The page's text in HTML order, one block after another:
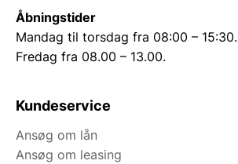
Åbningstider
Mandag til torsdag fra 08:00 – 15:30.
Fredag fra 08.00 – 13.00.
Kundeservice
Ansøg om lån
Ansøg om leasing